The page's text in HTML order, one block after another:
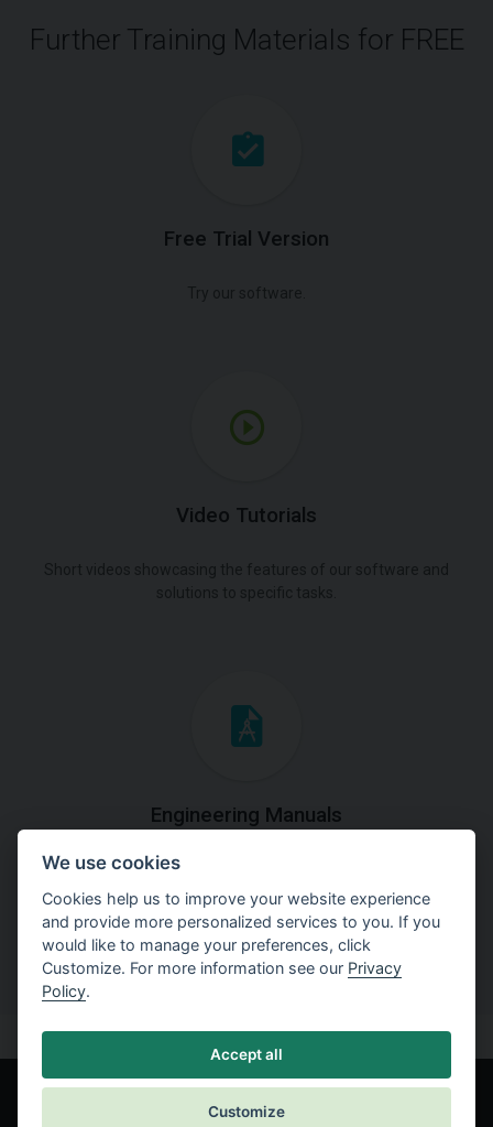
Further Training Materials for FREE
Free Trial Version
Video Tutorials
Engineering Manuals
Step by steps guides on how
to solve a specific tasks.
We use cookies
Cookies help us to improve your website experience
and provide more personalized services to you. If you
would like to manage your preferences, click
Customize. For more information see our Privacy
Policy.
Accept all
Customize